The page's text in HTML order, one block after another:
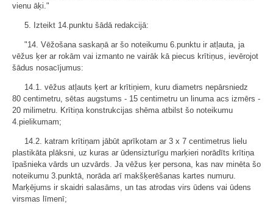
vienu āķi."
5. Izteikt 14.punktu šādā redakcijā:
"14. Vēžošana saskaņā ar šo noteikumu 6.punktu ir atļauta, ja
vēžus ķer ar rokām vai izmanto ne vairāk kā piecus krītiņus, ievērojot
šādus nosacījumus:
14.1. vēžus atļauts ķert ar krītiņiem, kuru diametrs nepārsniedz
80 centimetru, sētas augstums - 15 centimetru un linuma acs izmērs -
20 milimetru. Krītiņa konstrukcijas shēma atbilst šo noteikumu
4.pielikumam;
14.2. katram krītiņam jābūt aprīkotam ar 3 x 7 centimetrus lielu
plastikāta plāksni, uz kuras ar ūdensizturīgu marķieri norādīts krītiņa
īpašnieka vārds un uzvārds. Ja vēžus ķer persona, kas nav minēta šo
noteikumu 3.punktā, norāda arī makšķerēšanas kartes numuru.
Marķējums ir skaidri salasāms, un tas atrodas virs ūdens vai ūdens
virsmas līmenī;